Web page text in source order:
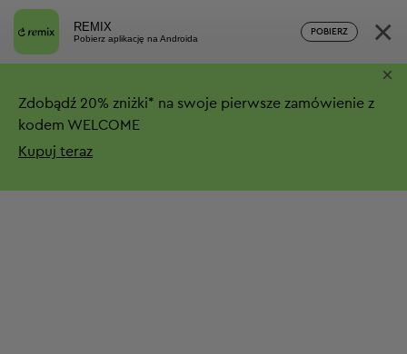
REMIX
Pobierz aplikację na Androida
POBIERZ ×
Zdobądź 20% zniżki* na swoje pierwsze zamówienie z
kodem WELCOME
Kupuj teraz
×